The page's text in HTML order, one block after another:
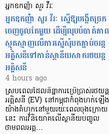
អ្នកឧកញ៉ា សួរ វីរៈ
អ្នកឧកញ៉ា សួរ វីរៈ ស្នើឱ្យបង្កើតច្រក
ចេញចូលតែមួយ ដើម្បីលុបបំបាត់ភាព
ស្មុគស្មាញលើការស្នើសុំបតភ្ជាប់ចរន្ត
អគ្គិសនីទៅកាន់ស្ថានីយសាករថយន្ត
អគ្គិសនី
4 hours ago
ស្របពេលដែលនិន្នាការប្រើប្រាស់រថយន្ត
អគ្គិសនី (EV) នៅកម្ពុជាកំពុងហក់ឡើង
យ៉ាងគំហុកនៅមួយរយៈពេលចុងក្រោយ
នេះ ការវិនិយោគលើស្ថានីយបញ្ចូល
ថាមពលអគ្គ…